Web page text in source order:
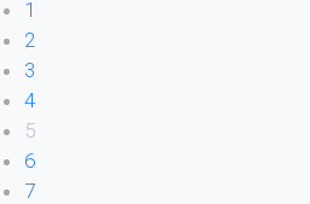
1
2
3
4
5
6
7